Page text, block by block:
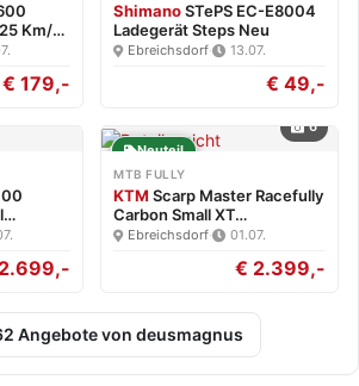
Km/h
€ 179,-
ShimanoSTePS EC-E8004
Ladegerät Steps Neu
Ebreichsdorf· 13.07.
€ 49,-
6
Neuteil
MTB FULLY
KTM Scarp Master Racefully
Carbon Small XT…
Ebreichsdorf· 01.07.
€ 2.399,-
Angebote von deusmagnus